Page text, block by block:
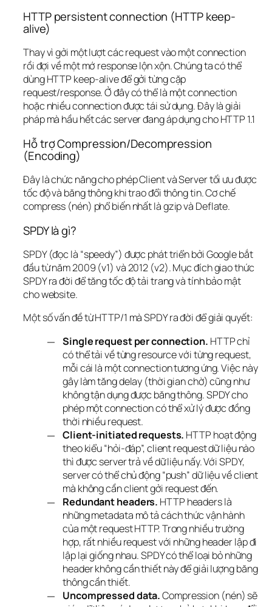
HTTP persistent connection (HTTP keep-
alive)
Thay vì gởi một lượt các request vào một connection
rồi đợi về một mớ response lộn xộn. Chúng ta có thể
dùng HTTP keep-alive để gởi từng cặp
request/response. Ở đây có thể là một connection
hoặc nhiều connection được tái sử dụng. Đây là giải
pháp mà hầu hết các server đang áp dụng cho HTTP 1.1
Hỗ trợ Compression/Decompression
(Encoding)
Đây là chức năng cho phép Client và Server tối ưu được
tốc độ và băng thông khi trao đổi thông tin. Cơ chế
compress (nén) phổ biến nhất là gzip và Deflate.
SPDY là gì?
SPDY (đọc là “speedy”) được phát triển bởi Google bắt
đầu từ năm 2009 (v1) và 2012 (v2). Mục đích giao thức
SPDY ra đời để tăng tốc độ tải trang và tính bảo mật
cho website.
Một số vấn đề từ HTTP/1 mà SPDY ra đời để giải quyết:
Single request per connection. HTTP chỉ
có thể tải về từng resource với từng request,
mỗi cái là một connection tương ứng. Việc này
gây làm tăng delay (thời gian chờ) cũng như
không tận dụng được băng thông. SPDY cho
phép một connection có thể xử lý được đồng
thời nhiều request.
Client-initiated requests. HTTP hoạt động
theo kiểu “hỏi-đáp”, client request dữ liệu nào
thì được server trả về dữ liệu nấy. Với SPDY,
server có thể chủ động “push” dữ liệu về client
mà không cần client gởi request đến.
Redundant headers. HTTP headers là
những metadata mô tả cách thức vận hành
của một request HTTP. Trong nhiều trường
hợp, rất nhiều request với những header lập đi
lập lại giống nhau. SPDY có thể loại bỏ những
header không cần thiết này để giải lượng băng
thông cần thiết.
Uncompressed data.Compression (nén) sẽ